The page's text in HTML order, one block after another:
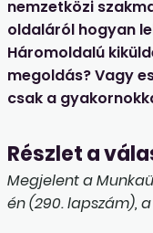
nemzetközi
oldaláról hogyan
Háromoldalú
megoldás? Vagy
csak a
Részlet a
Megjelent a
én (290. lapszám),